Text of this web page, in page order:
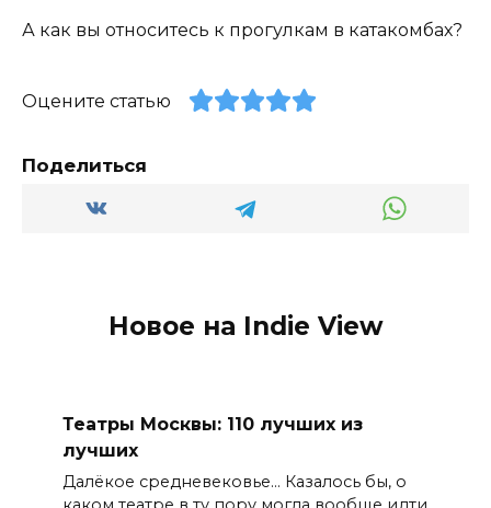
А как вы относитесь к прогулкам в катакомбах?
Оцените статью
Поделиться
Новое на Indie View
Театры Москвы: 110 лучших из
лучших
Далёкое средневековье… Казалось бы, о